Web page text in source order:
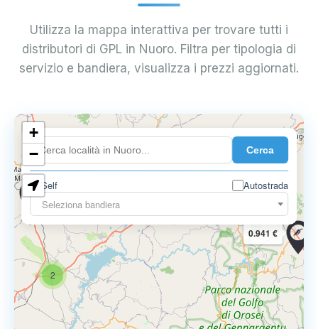
Utilizza la mappa interattiva per trovare tutti i
distributori di GPL in Nuoro. Filtra per tipologia di
servizio e bandiera, visualizza i prezzi aggiornati.
Cerca
Self
Autostrada
Seleziona bandiera
2
0.900 €
0.879 €
0.941 €
+
−